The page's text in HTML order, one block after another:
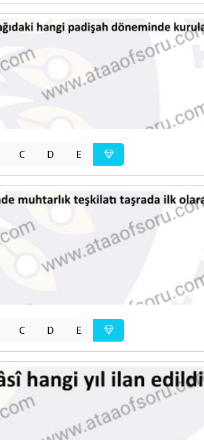
C D E
C D E